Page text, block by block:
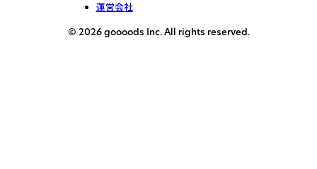
運営会社
© 2026 goooods Inc. All rights reserved.